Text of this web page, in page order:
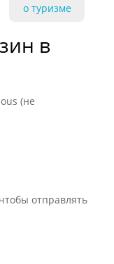
о туризме
в
(не
отправлять